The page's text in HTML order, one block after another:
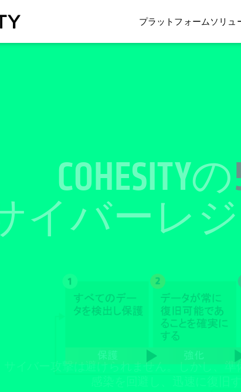
プラットフォームソリュ
サイバーレ
サイバー攻撃は避けられません。しかし、
感染を回避し、迅速に復旧